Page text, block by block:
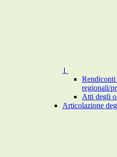
1
regionali/
Atti degli
Articolazione